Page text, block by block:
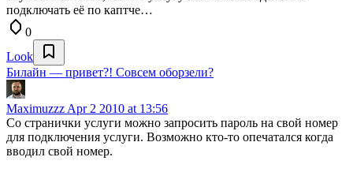
подключать её по каптче…
0
Look
Билайн — привет?! Совсем оборзели?
Maximuzzz Apr 2 2010 at 13:56
Со странички услуги можно запросить пароль на свой номер
для подключения услуги. Возможно кто-то опечатался когда
вводил свой номер.